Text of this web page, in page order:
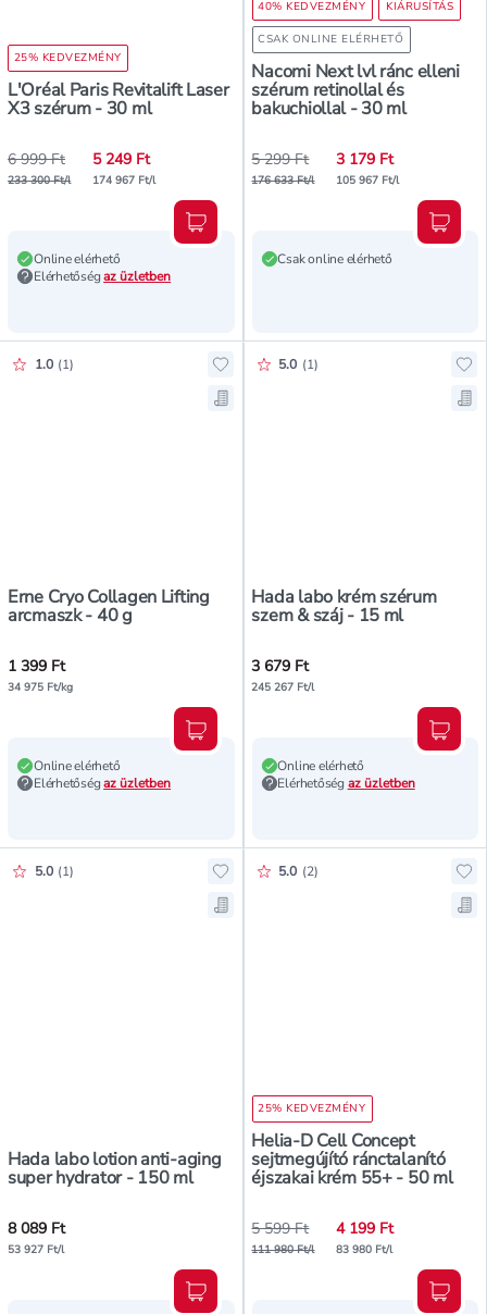
25% KEDVEZMÉNY
L'Oréal Paris Revitalift Laser
X3 szérum - 30 ml
6 999 Ft
233 300 Ft/l
5 249 Ft
174 967 Ft/l
Online elérhető
Elérhetőségaz üzletben
Kosárba teszem
40% KEDVEZMÉNY KIÁRUSÍTÁS
CSAK ONLINE ELÉRHETŐ
Nacomi Next lvl ránc elleni
szérum retinollal és
bakuchiollal - 30 ml
5 299 Ft
176 633 Ft/l
3 179 Ft
105 967 Ft/l
Csak online elérhető
Erne Cryo Collagen Lifting
arcmaszk - 40 g
Értékelés pontszáma:
1.0 (1)
Hozzáadás a kedvencekhez,
Mentés a bevásárló listára, Erne
1 399 Ft
34 975 Ft/kg
Online elérhető
Elérhetőségaz üzletben
Kosárba teszem
Hada labo krém szérum
szem & száj - 15 ml
Értékelés pontszáma:
5.0 (1)
3 679 Ft
245 267 Ft/l
Online elérhető
Elérhetőség az üzletben
Hada labo lotion anti-aging
super hydrator - 150 ml
Értékelés pontszáma:
5.0 (1)
Hozzáadás a kedvencekhez,
Mentés a bevásárló listára,
8 089 Ft
53 927 Ft/l
Kosárba teszem
25% KEDVEZMÉNY
Helia-D Cell Concept
sejtmegújító ránctalanító
éjszakai krém 55+ - 50 ml
Értékelés pontszáma:
5.0 (2)
5 599 Ft
111 980 Ft/l
4 199 Ft
83 980 Ft/l